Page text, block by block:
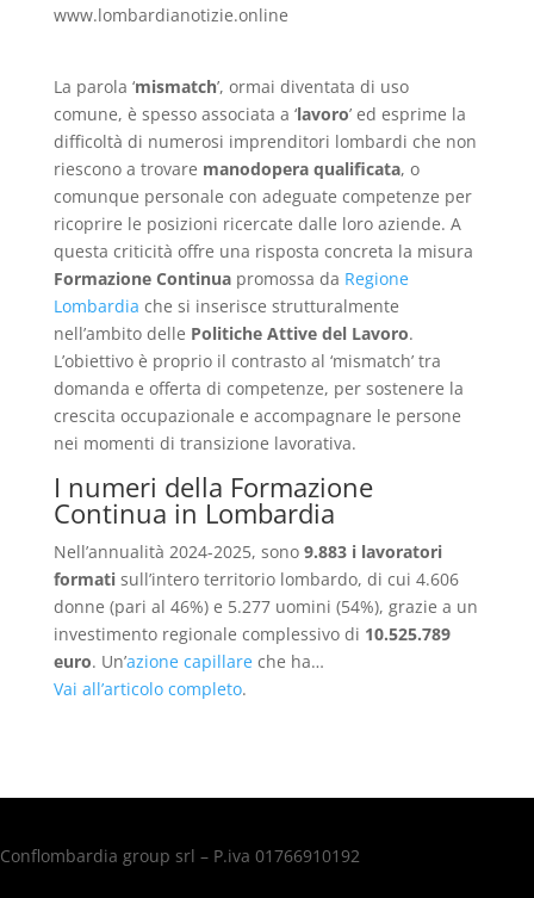
www.lombardianotizie.online
La parola ‘mismatch’, ormai diventata di uso
comune, è spesso associata a ‘lavoro’ ed esprime la
difficoltà di numerosi imprenditori lombardi che non
riescono a trovare manodopera qualificata, o
comunque personale con adeguate competenze per
ricoprire le posizioni ricercate dalle loro aziende. A
questa criticità offre una risposta concreta la misura
Formazione Continuapromossa da Regione
Lombardia che si inserisce strutturalmente
nell’ambito delle Politiche Attive del Lavoro.
L’obiettivo è proprio il contrasto al ‘mismatch’ tra
domanda e offerta di competenze, per sostenere la
crescita occupazionale e accompagnare le persone
nei momenti di transizione lavorativa.
I numeri della Formazione
Continua in Lombardia
Nell’annualità 2024-2025, sono 9.883 i lavoratori
formatisull’intero territorio lombardo, di cui 4.606
donne (pari al 46%) e 5.277 uomini (54%), grazie a un
investimento regionale complessivo di 10.525.789
euro. Un’azione capillareche ha…
Vai all’articolo completo.
Conflombardia group srl – P.iva 01766910192